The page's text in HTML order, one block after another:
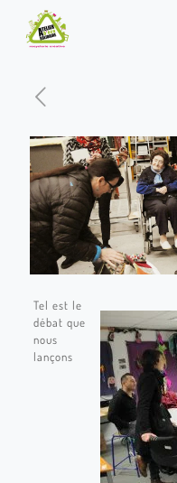
Tel est le
débat que
nous
lançons